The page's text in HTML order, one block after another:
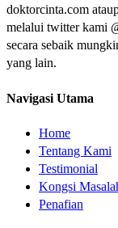
doktorcinta.com
melalui twitter kami
secara sebaik
yang lain.
Navigasi Utama
Home
Tentang Kami
Testimonial
Kongsi
Penafian